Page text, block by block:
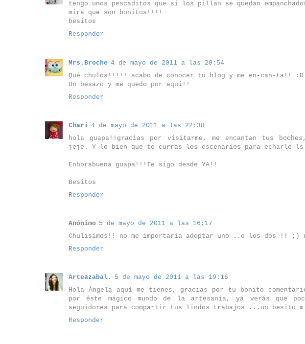
tengo unos pescaditos que si los pillan se quedan
mira que son bonitos!!!!
besitos
Responder
Mrs.Broche 4 de mayo de 2011 a las 20:54
Qué chulos!!!!! acabo de conocer tu blog y me en-can-ta!!
Un besazo y me quedo por aquí!!
Responder
Chari 4 de mayo de 2011 a las 22:38
hola guapa!!gracias por visitarme, me encantan tus
jeje. Y lo bien que te curras los escenarios para echarle
Enhorabuena guapa!!!Te sigo desde YA!!
Besitos
Responder
Anónimo 5 de mayo de 2011 a las 16:17
Chulisimos!! no me importaria adoptar uno ..o los dos !! ;)
Responder
Arteazabal.
5 de mayo de 2011 a las 19:16
Hola Ángela aquí me tienes, gracias por tu bonito
por éste mágico mundo de la artesanía, yá verás que
seguidores para compartir tus lindos trabajos ...un besito
Responder